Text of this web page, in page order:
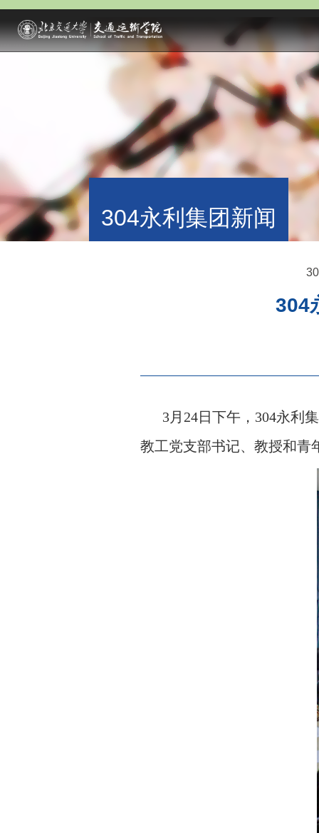
304永利集团新闻
304
3月24日下午，304永利
教工党支部书记、教授和青